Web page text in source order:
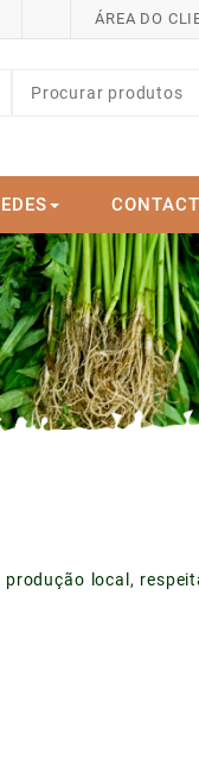
ÁREA DO
local,